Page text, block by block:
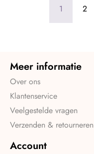
1 2
Meer informatie
Over ons
Klantenservice
Veelgestelde vragen
Verzenden & retourneren
Account